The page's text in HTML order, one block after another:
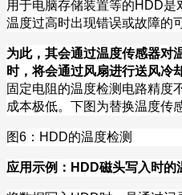
用于电脑存储装置等的HDD是
温度过高时出现错误或故障的
为此，其会通过温度传感器对
时，将会通过风扇进行送风冷
固定电阻的温度检测电路精度
成本极低。下图为替换温度传
图6 ： HDD的温度检测
应用示例： HDD磁头写入时的